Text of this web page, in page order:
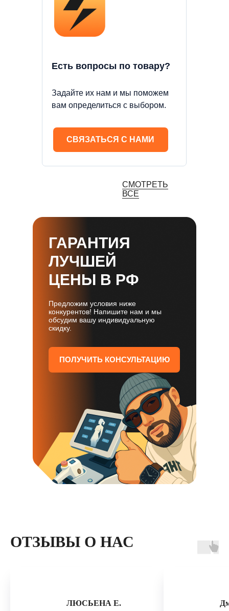
Есть вопросы по товару?
Задайте их нам и мы поможем
вам определиться с выбором.
СВЯЗАТЬСЯ С НАМИ
СМОТРЕТЬ
ВСЕ
Предложим условия ниже
конкурентов! Напишите нам и мы
обсудим вашу индивидуальную
скидку.
ГАРАНТИЯ
ЛУЧШЕЙ
ЦЕНЫ В РФ
ПОЛУЧИТЬ КОНСУЛЬТАЦИЮ
ОТЗЫВЫ О НАС
ЛЮСЬЕНА Е.